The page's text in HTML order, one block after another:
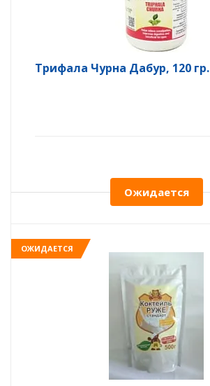
Трифала Чурна Дабур, 120 гр.
Ожидается
ОЖИДАЕТСЯ